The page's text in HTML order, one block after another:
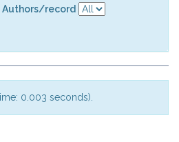
Authors/record
0.003 seconds).